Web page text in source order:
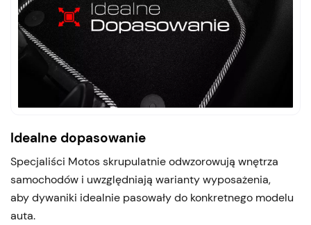
Idealne dopasowanie
Specjaliści Motos skrupulatnie odwzorowują wnętrza
samochodów i uwzględniają warianty wyposażenia,
aby dywaniki idealnie pasowały do konkretnego modelu
auta.